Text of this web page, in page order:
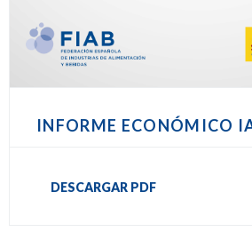
INFORME ECONÓMICO
DESCARGAR PDF